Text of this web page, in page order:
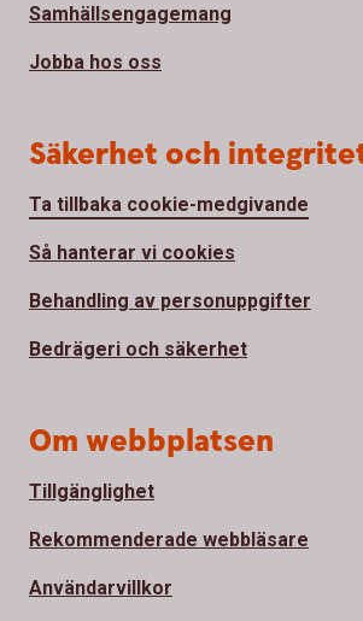
Samhällsengagemang
Jobba hos oss
Säkerhet och
Ta tillbaka cookie-medgivande
Så hanterar vi cookies
Behandling av personuppgifter
Bedrägeri och säkerhet
Om webbplatsen
Tillgänglighet
Rekommenderade webbläsare
Användarvillkor